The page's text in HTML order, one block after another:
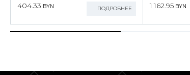
404.33 BYN ПОДРОБНЕЕ 1 162.95 BYN